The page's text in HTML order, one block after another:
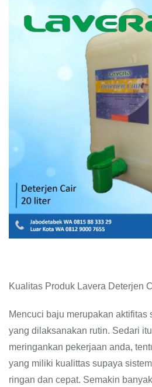
Kualitas Produk Lavera Deterjen
Mencuci baju merupakan aktifitas
yang dilaksanakan rutin. Sedari
meringankan pekerjaan anda,
yang miliki kualittas supaya
ringan dan cepat. Semakin